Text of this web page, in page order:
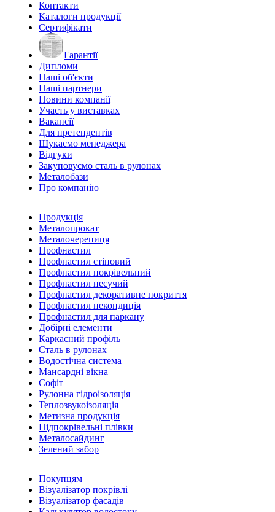
Контакти
Каталоги продукції
Сертифікати
Гарантії
Дипломи
Наші об'єкти
Наші партнери
Новини компанії
Участь у виставках
Вакансії
Для претендентів
Шукаємо менеджера
Відгуки
Закуповуємо сталь в рулонах
Металобази
Про компанію
Продукція
Металопрокат
Металочерепиця
Профнастил
Профнастил стіновий
Профнастил покрівельний
Профнастил несучий
Профнастил декоративне покриття
Профнастил некондиція
Профнастил для паркану
Добірні елементи
Каркасний профіль
Сталь в рулонах
Водостічна система
Мансардні вікна
Софіт
Рулонна гідроізоляція
Теплозвукоізоляція
Метизна продукція
Підпокрівельні плівки
Металосайдинг
Зелений забор
Покупцям
Візуалізатор покрівлі
Візуалізатор фасадів